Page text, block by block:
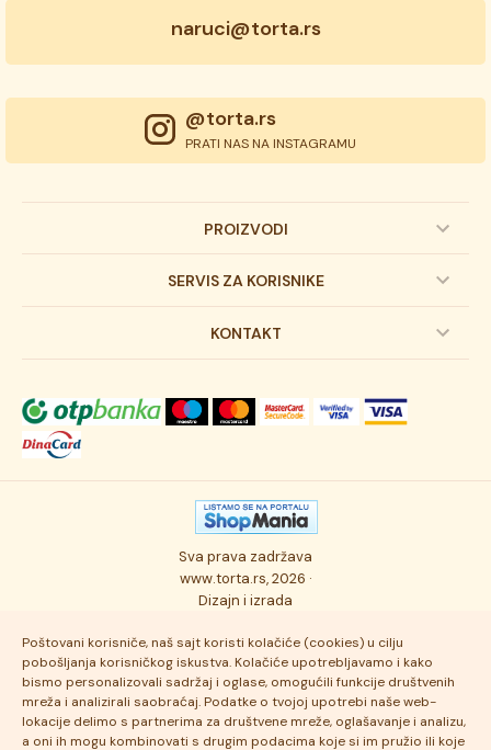
Poštovani korisniče, naš sajt koristi kolačiće (cookies) u cilju
pobošljanja korisničkog iskustva. Kolačiće upotrebljavamo i kako
bismo personalizovali sadržaj i oglase, omogućili funkcije društvenih
mreža i analizirali saobraćaj. Podatke o tvojoj upotrebi naše web-
lokacije delimo s partnerima za društvene mreže, oglašavanje i analizu,
a oni ih mogu kombinovati s drugim podacima koje si im pružio ili koje
naruci@torta.rs
@torta.rs
PRATI NAS NA INSTAGRAMU
PROIZVODI
Dečije torte
Svadbene torte
Torta klasici
Osmisli tortu
Ukusi torti
SERVIS ZA KORISNIKE
Prijava na newsletter
Dostava robe
Autorska prava
Politika privatnosti
Najčešće postavljana pitanja
KONTAKT
Novosti
Posao
Kontakt
Sva prava zadržava
www.torta.rs, 2026 ·
Dizajn i izrada